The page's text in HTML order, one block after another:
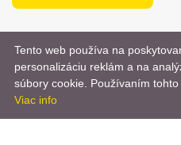
Tento web používa na
personalizáciu reklám a na
súbory cookie. Používaním
Viac info